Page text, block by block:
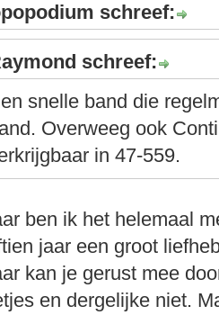
schreef:
schreef:
snelle band die
Overweeg ook
in 47-559.
ben ik het helemaal
jaar een groot
kan je gerust mee
en dergelijke niet.